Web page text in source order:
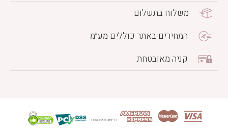
משלוח בתשלום
המחירים באתר כוללים מע״מ
קניה מאובטחת